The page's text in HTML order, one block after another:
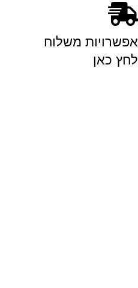
אפשרויות משלוח
לחץ כאן